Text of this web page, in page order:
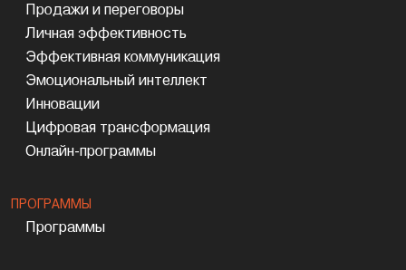
Продажи и переговоры
Личная эффективность
Эффективная коммуникация
Эмоциональный интеллект
Инновации
Цифровая трансформация
Онлайн-программы
ПРОГРАММЫ
Программы